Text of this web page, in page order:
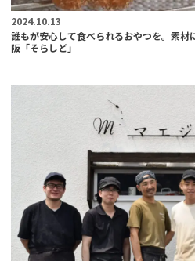
2024.10.13
誰もが安心して食べられるおやつを。素
阪「そらしど」